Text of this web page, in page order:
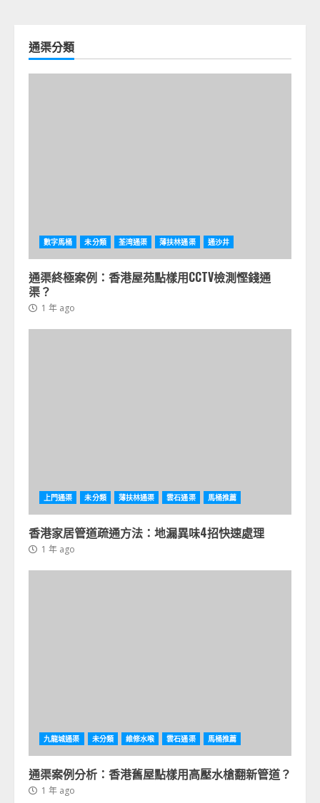
通渠分類
數字馬桶 未分類 荃湾通渠 薄扶林通渠 通沙井
通渠終極案例：香港屋苑點樣用CCTV檢測慳錢通
渠？
1 年 ago
上門通渠 未分類 薄扶林通渠 雲石通渠 馬桶推薦
香港家居管道疏通方法：地漏異味4招快速處理
1 年 ago
九龍城通渠 未分類 維修水喉 雲石通渠 馬桶推薦
通渠案例分析：香港舊屋點樣用高壓水槍翻新管道？
1 年 ago